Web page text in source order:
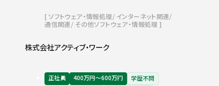
ソフトウェア・情報処理 インターネット関連
通信関連 その他ソフトウェア・情報処理
株式会社アクティブ・ワーク
正社員 400万円〜600万円
学歴不問